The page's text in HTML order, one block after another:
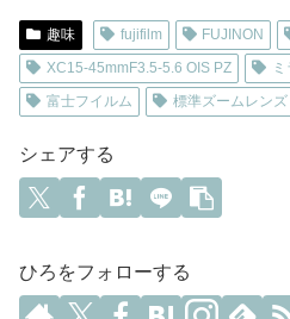
趣味 fujifilm FUJINON
XC15-45mmF3.5-5.6 OIS PZ
富士フイルム
標準ズームレンズ
シェアする
ひろをフォローする